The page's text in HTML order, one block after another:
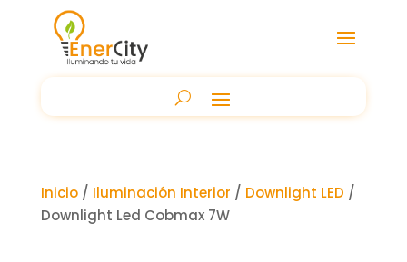
Inicio/ Iluminación Interior / Downlight LED /
Downlight Led Cobmax 7W